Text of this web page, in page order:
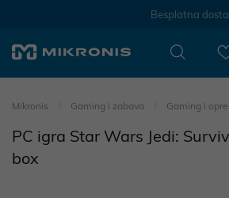
Besplatna
Mikronis Gaming i zabava Gaming i
PC igra Star Wars Jedi:
box